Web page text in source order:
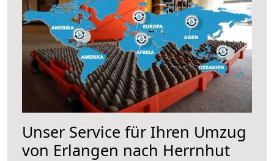
Unser Service für Ihren Umzug
von Erlangen nach Herrnhut